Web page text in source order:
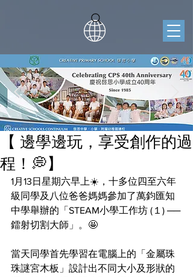
【 邊學邊玩，享受創作的過
程！💭】
1月13日星期六早上☀️，十多位四至六年
級同學及八位爸爸媽媽參加了萬鈞匯知
中學舉辦的「STEAM小學工作坊 (１) ──
鐳射切割大師」。🤩
當天同學首先學習在電腦上的「金屬珠
珠謎宮木板」設計出不同大小及形狀的